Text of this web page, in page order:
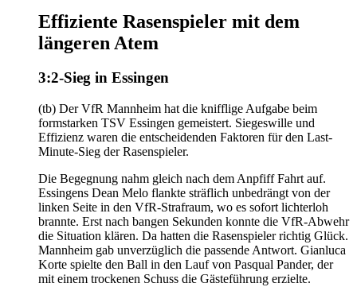
Effiziente Rasenspieler mit dem
längeren Atem
3:2-Sieg in Essingen
(tb) Der VfR Mannheim hat die knifflige Aufgabe beim
formstarken TSV Essingen gemeistert. Siegeswille und
Effizienz waren die entscheidenden Faktoren für den Last-
Minute-Sieg der Rasenspieler.
Die Begegnung nahm gleich nach dem Anpfiff Fahrt auf.
Essingens Dean Melo flankte sträflich unbedrängt von der
linken Seite in den VfR-Strafraum, wo es sofort lichterloh
brannte. Erst nach bangen Sekunden konnte die VfR-Abwehr
die Situation klären. Da hatten die Rasenspieler richtig Glück.
Mannheim gab unverzüglich die passende Antwort. Gianluca
Korte spielte den Ball in den Lauf von Pasqual Pander, der
mit einem trockenen Schuss die Gästeführung erzielte.